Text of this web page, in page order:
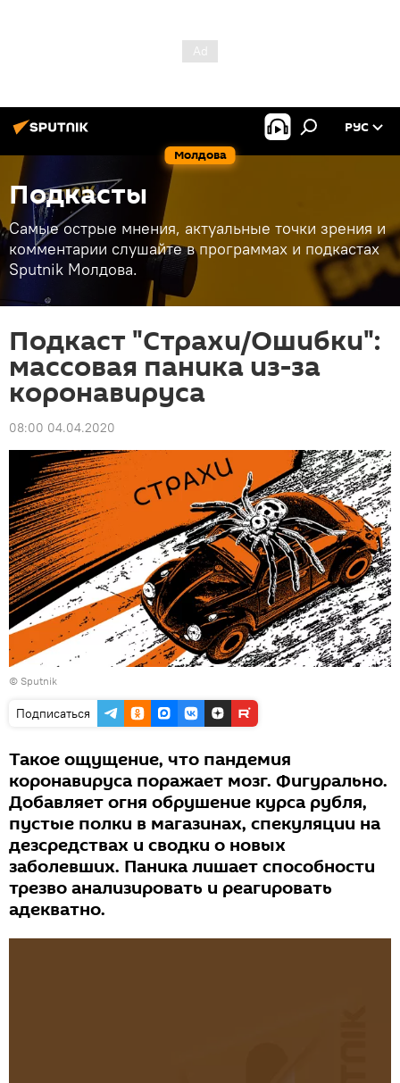
Молдова
РУС
Подкасты
Самые острые мнения, актуальные точки зрения и
комментарии слушайте в программах и подкастах
Sputnik Молдова.
Подкаст "Страхи/Ошибки":
массовая паника из-за
коронавируса
08:00 04.04.2020
© Sputnik
Подписаться
Такое ощущение, что пандемия
коронавируса поражает мозг. Фигурально.
Добавляет огня обрушение курса рубля,
пустые полки в магазинах, спекуляции на
дезсредствах и сводки о новых
заболевших. Паника лишает способности
трезво анализировать и реагировать
адекватно.